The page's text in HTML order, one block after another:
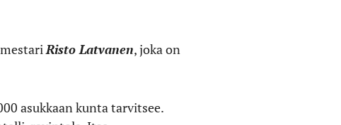
Risto Latvanen, joka on
asukkaan kunta tarvitsee.